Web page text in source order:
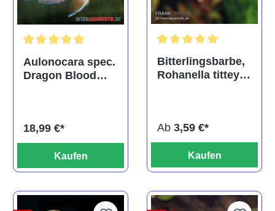
Durchschnittliche Bewertung von 5 von 5 Sternen
Aulonocara spec.
Dragon Blood
18,99 €*
Kaufen
Bitterlingsbarbe,
Rohanella titteya,
Ab 3,59 €*
Kaufen